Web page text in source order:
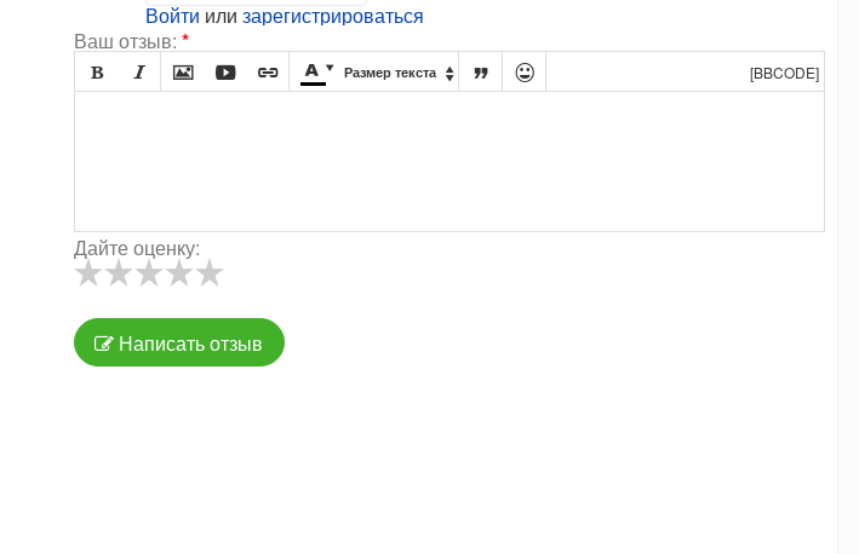
Войти или зарегистрироваться
Ваш отзыв: *
       Размер текста    [BBCODE]
Дайте оценку:
Написать отзыв